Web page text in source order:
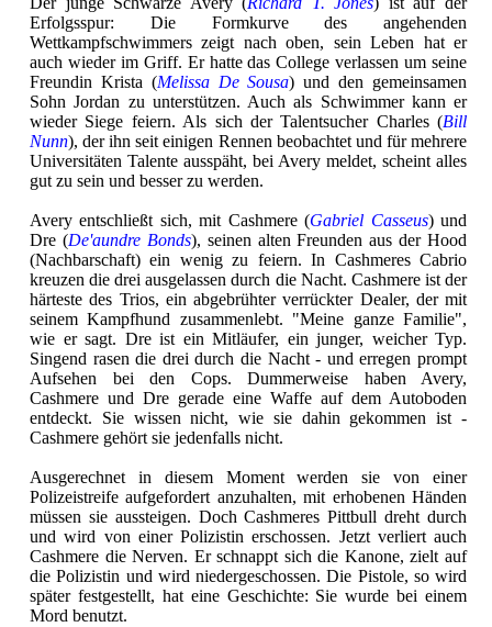
Erfolgsspur: Die Formkurve des angehenden
Wettkampfschwimmers zeigt nach oben, sein Leben hat er
auch wieder im Griff. Er hatte das College verlassen um seine
Freundin Krista (Melissa De Sousa) und den gemeinsamen
Sohn Jordan zu unterstützen. Auch als Schwimmer kann er
wieder Siege feiern. Als sich der Talentsucher Charles (Bill
Nunn), der ihn seit einigen Rennen beobachtet und für mehrere
Universitäten Talente ausspäht, bei Avery meldet, scheint alles
gut zu sein und besser zu werden.
Avery entschließt sich, mit Cashmere (Gabriel Casseus) und
Dre (De'aundre Bonds), seinen alten Freunden aus der Hood
(Nachbarschaft) ein wenig zu feiern. In Cashmeres Cabrio
kreuzen die drei ausgelassen durch die Nacht. Cashmere ist der
härteste des Trios, ein abgebrühter verrückter Dealer, der mit
seinem Kampfhund zusammenlebt. "Meine ganze Familie",
wie er sagt. Dre ist ein Mitläufer, ein junger, weicher Typ.
Singend rasen die drei durch die Nacht - und erregen prompt
Aufsehen bei den Cops. Dummerweise haben Avery,
Cashmere und Dre gerade eine Waffe auf dem Autoboden
entdeckt. Sie wissen nicht, wie sie dahin gekommen ist -
Cashmere gehört sie jedenfalls nicht.
Ausgerechnet in diesem Moment werden sie von einer
Polizeistreife aufgefordert anzuhalten, mit erhobenen Händen
müssen sie aussteigen. Doch Cashmeres Pittbull dreht durch
und wird von einer Polizistin erschossen. Jetzt verliert auch
Cashmere die Nerven. Er schnappt sich die Kanone, zielt auf
die Polizistin und wird niedergeschossen. Die Pistole, so wird
später festgestellt, hat eine Geschichte: Sie wurde bei einem
Mord benutzt.